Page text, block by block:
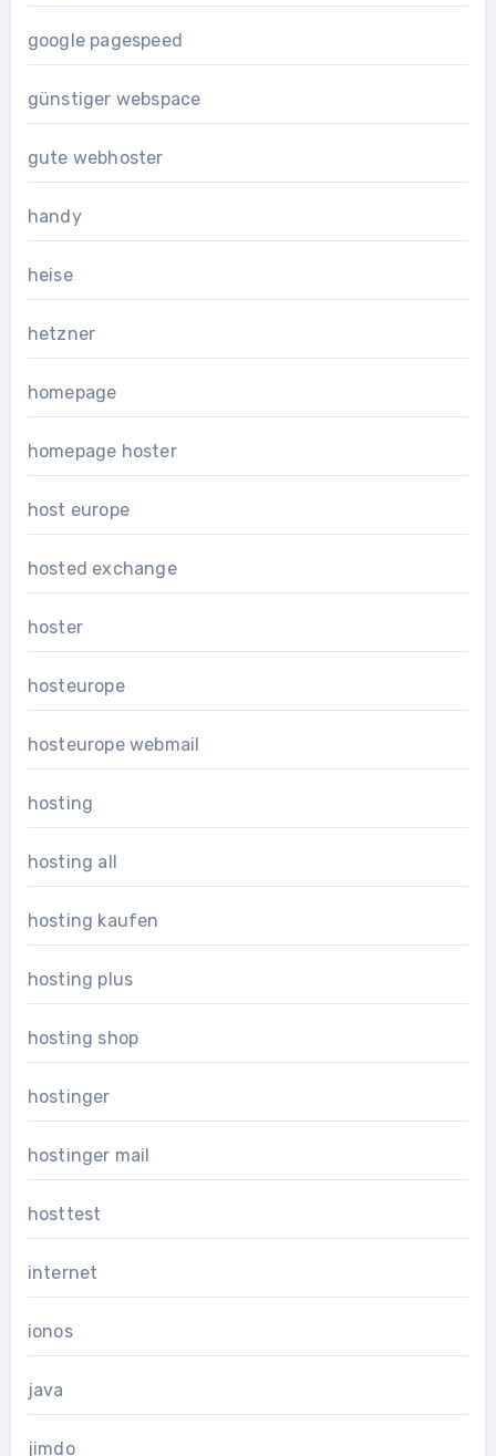
google pagespeed
günstiger webspace
gute webhoster
handy
heise
hetzner
homepage
homepage hoster
host europe
hosted exchange
hoster
hosteurope
hosteurope webmail
hosting
hosting all
hosting kaufen
hosting plus
hosting shop
hostinger
hostinger mail
hosttest
internet
ionos
java
jimdo